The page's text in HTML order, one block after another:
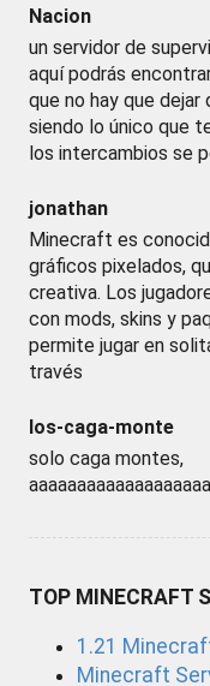
Nacion
un servidor de
aquí podrás
que no hay que
siendo lo único que
los intercambios se
jonathan
Minecraft es
gráficos pixelados,
creativa. Los
con mods, skins y
permite jugar en
través
los-caga-monte
solo caga montes,
TOP MINECRAFT
1.21
Minecraft